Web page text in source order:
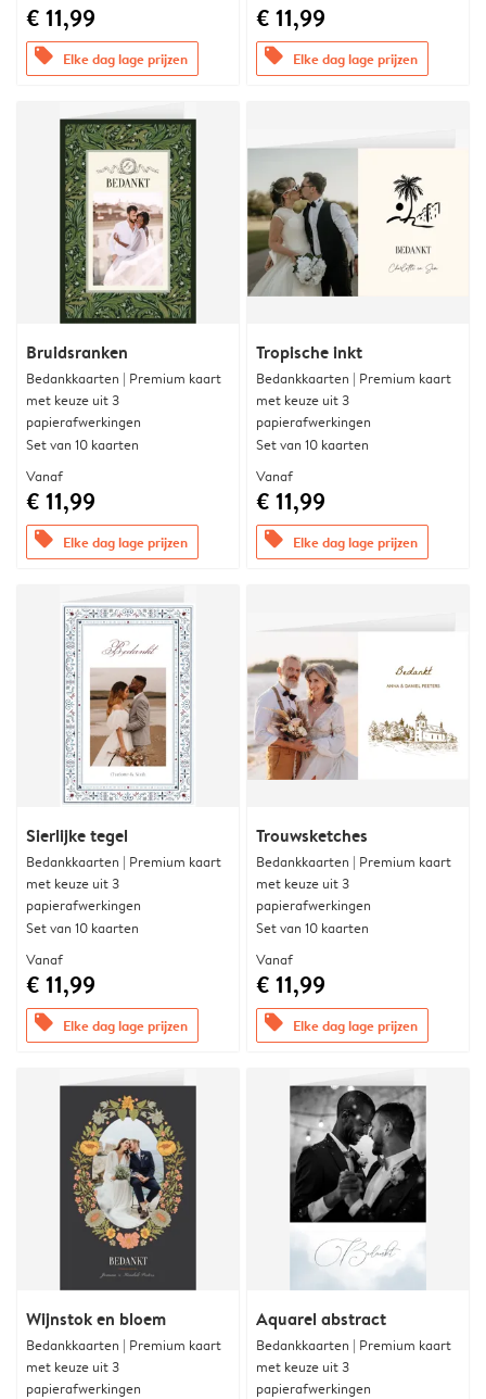
€ 11,99
offers Elke dag lage prijzen
€ 11,99
offers Elke dag lage prijzen
Bruidsranken
Bedankkaarten | Premium kaart
met keuze uit 3
papierafwerkingen
Set van 10 kaarten
Vanaf
€ 11,99
offers Elke dag lage prijzen
Tropische inkt
Bedankkaarten | Premium kaart
met keuze uit 3
papierafwerkingen
Set van 10 kaarten
Vanaf
€ 11,99
offers Elke dag lage prijzen
Sierlijke tegel
Bedankkaarten | Premium kaart
met keuze uit 3
papierafwerkingen
Set van 10 kaarten
Vanaf
€ 11,99
offers Elke dag lage prijzen
Trouwsketches
Bedankkaarten | Premium kaart
met keuze uit 3
papierafwerkingen
Set van 10 kaarten
Vanaf
€ 11,99
offers Elke dag lage prijzen
Wijnstok en bloem
Bedankkaarten | Premium kaart
met keuze uit 3
papierafwerkingen
Aquarel abstract
Bedankkaarten | Premium kaart
met keuze uit 3
papierafwerkingen